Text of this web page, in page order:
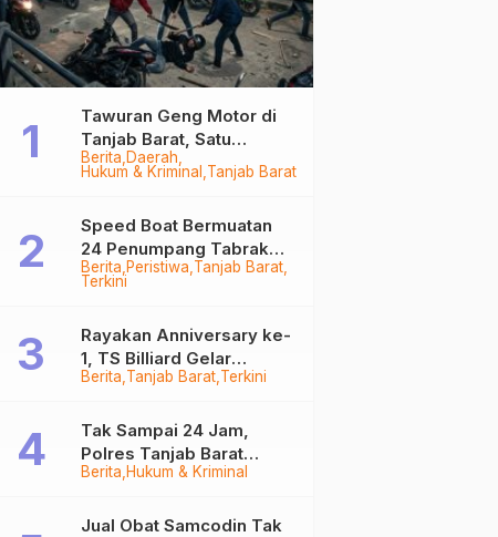
Berita Daerah
Hukum & Kriminal Tanjab Barat
Tawuran Geng Motor di
Tanjab Barat, Satu
Remaja Kritis Dibacok, 3
Pelaku Ditangkap
Berita Peristiwa Tanjab Barat
Terkini
Speed Boat Bermuatan
24 Penumpang Tabrak
Togok di Kuala Tungkal,
Berita Tanjab Barat Terkini
Rayakan Anniversary ke-
1, TS Billiard Gelar
Turnamen 9 Ball
Berita Hukum & Kriminal
Tak Sampai 24 Jam,
Polres Tanjab Barat
Ringkus Komplotan
Tungkal
Jual Obat Samcodin Tak